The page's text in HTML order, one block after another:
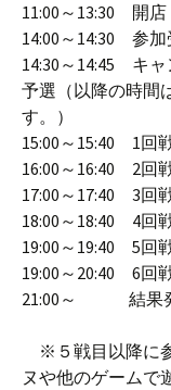
11:00～
14:00～
14:30～14:45
予選（以降の時間
す。）
15:00～
16:00～
17:00～
18:00～
19:00～
19:00～
21:00～
※５戦目以降に
ヌや他のゲームで